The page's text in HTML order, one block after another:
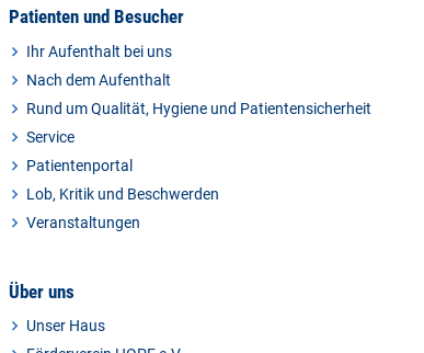
Patienten und Besucher
Ihr Aufenthalt bei uns
Nach dem Aufenthalt
Rund um Qualität, Hygiene und Patientensicherheit
Service
Patientenportal
Lob, Kritik und Beschwerden
Veranstaltungen
Über uns
Unser Haus